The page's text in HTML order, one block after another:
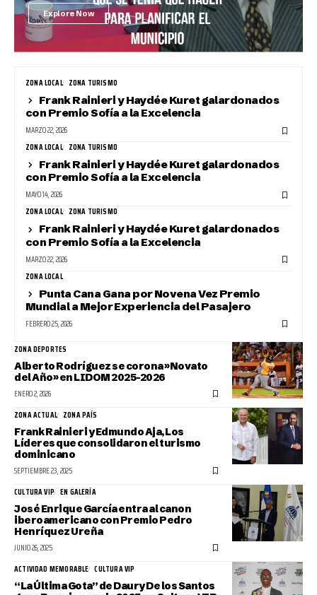
Explore Now
ZONA LOCAL ZONA TURISMO
Frank Rainieri y Haydée Kuret galardonados
con Premio Sofía a la Excelencia
MARZO 22, 2026
ZONA LOCAL ZONA TURISMO
Frank Rainieri y Haydée Kuret galardonados
con Premio Sofía a la Excelencia
MAYO 14, 2026
ZONA LOCAL ZONA TURISMO
Frank Rainieri y Haydée Kuret galardonados
con Premio Sofía a la Excelencia
MARZO 22, 2026
ZONA LOCAL
Punta Cana Gana por Novena Vez Premio
Mundial a Mejor Experiencia del Pasajero
FEBRERO 25, 2026
ZONA DEPORTES
Alberto Rodríguez se corona »Novato
del Año» en LIDOM 2025-2026
ENERO 2, 2026
ZONA ACTUAL ZONA PAÍS
Frank Rainieri y Edmundo Aja, Los
Líderes que consolidaron el turismo
dominicano
SEPTIEMBRE 23, 2025
CULTURA VIP EN GALERÍA
José Enrique García entra al canon
iberoamericano con Premio Pedro
Henríquez Ureña
JUNIO 26, 2025
ACTIVIDAD MEMORABLE CULTURA VIP
“La Última Gota” de Daury De los Santos